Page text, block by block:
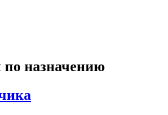
назначению